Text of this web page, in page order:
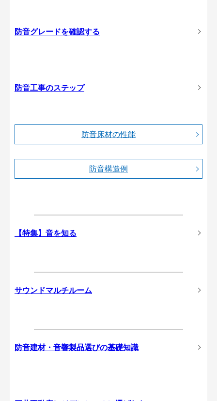
防音グレードを確認する
防音工事のステップ
防音床材の性能
防音構造例
【特集】音を知る
サウンドマルチルーム
防音建材・音響製品選びの基礎知識